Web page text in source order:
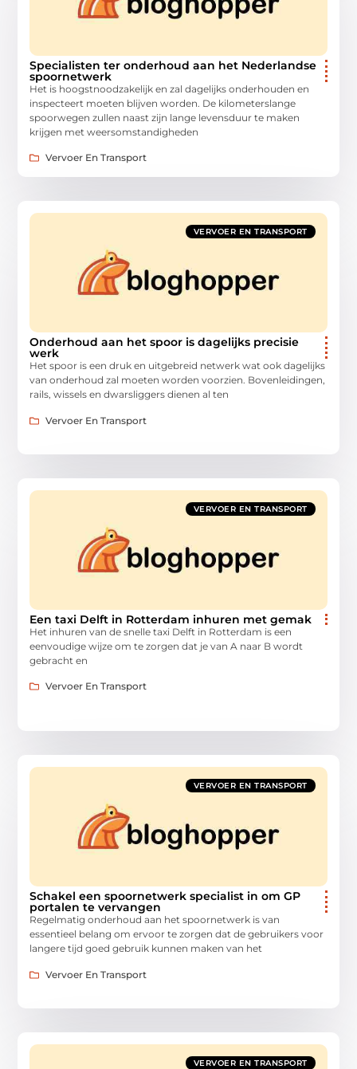
Specialisten ter onderhoud aan het Nederlandse
spoornetwerk
Het is hoogstnoodzakelijk en zal dagelijks onderhouden en
inspecteert moeten blijven worden. De kilometerslange
spoorwegen zullen naast zijn lange levensduur te maken
krijgen met weersomstandigheden
Vervoer En Transport
VERVOER EN TRANSPORT
Onderhoud aan het spoor is dagelijks precisie
werk
Het spoor is een druk en uitgebreid netwerk wat ook dagelijks
van onderhoud zal moeten worden voorzien. Bovenleidingen,
rails, wissels en dwarsliggers dienen al ten
Vervoer En Transport
VERVOER EN TRANSPORT
Een taxi Delft in Rotterdam inhuren met gemak
Het inhuren van de snelle taxi Delft in Rotterdam is een
eenvoudige wijze om te zorgen dat je van A naar B wordt
gebracht en
Vervoer En Transport
VERVOER EN TRANSPORT
Schakel een spoornetwerk specialist in om GP
portalen te vervangen
Regelmatig onderhoud aan het spoornetwerk is van
essentieel belang om ervoor te zorgen dat de gebruikers voor
langere tijd goed gebruik kunnen maken van het
Vervoer En Transport
VERVOER EN TRANSPORT